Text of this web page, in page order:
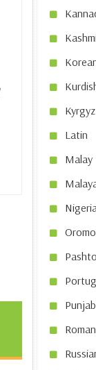
Kyrgyz
Latin
Malay
Oromo
Pashto